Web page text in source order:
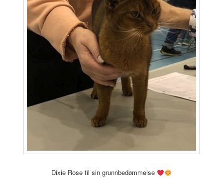
Dixie Rose til sin grunnbedømmelse